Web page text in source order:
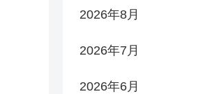
2026年8月
2026年7月
2026年6月